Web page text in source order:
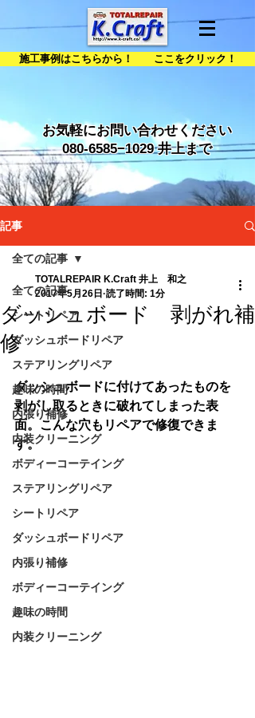
施工事例はこちらから！ ここをクリック！
お気軽にお問い合わせください
080-6585−1029 井上まで
記事
全ての記事
シートリペア
ダッシュボードリペア
ステアリングリペア
趣味の時間
内張り補修
内装クリーニング
ボディーコーテイング
ステアリングリペア
シートリペア
ダッシュボードリペア
内張り補修
ボディーコーテイング
趣味の時間
内装クリーニング
全ての記事
ダッシュボード 剥がれ補
修
TOTALREPAIR K.Craft 井上 和之
2017年5月26日 読了時間: 1分
ダッシュボードに付けてあったものを
剥がし取るときに破れてしまった表
面。こんな穴もリペアで修復できま
す。